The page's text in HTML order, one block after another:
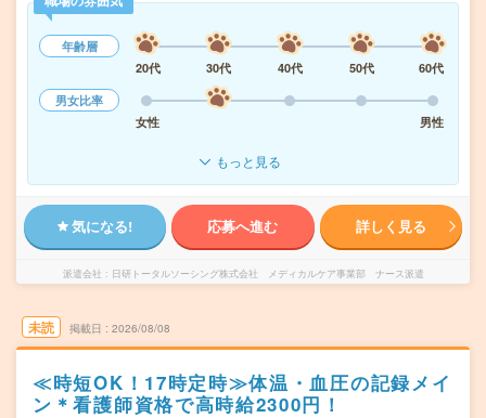
年齢層
20代
30代 40代 50代
60代
男女比率
女性
男性
もっと見る
気になる! 応募へ進む 詳しく見る
派遣会社 日研トータルソーシング株式会社 メディカルケア事業部 ナース派遣
未読 掲載日 2026/08/08
≪時短OK！17時定時≫体温・血圧の記録メイ
ン＊看護師資格で高時給2300円！